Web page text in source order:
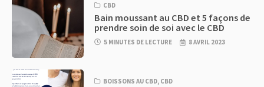
CBD
Bain moussant au CBD et 5 façons de
prendre soin de soi avec le CBD
5 MINUTES DE LECTURE 8 AVRIL 2023
BOISSONS AU CBD, CBD